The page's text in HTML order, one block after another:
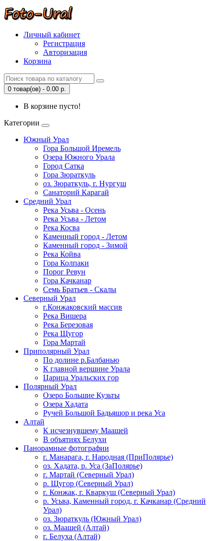
Личный кабинет
Регистрация
Авторизация
Корзина
0 товар(ов) - 0.00 р.
В корзине пусто!
Категории
Южный Урал
Гора Большой Иремель
Озера Южного Урала
Город Сатка
Гора Зюраткуль
оз. Зюраткуль, г. Нургуш
Санаторий Карагай
Средний Урал
Река Усьва - Осень
Река Усьва - Летом
Река Косва
Каменный город - Летом
Каменный город - Зимой
Река Койва
Гора Колпаки
Порог Ревун
Гора Качканар
Семь Братьев - Скалы
Северный Урал
г.Конжаковский массив
Река Вишера
Река Березовая
Река Щугор
Гора Мартай
Приполярный Урал
По долине р.Балбанью
К главной вершине Урала
Царица Уральских гор
Полярный Урал
Озеро Большие Кузьты
Озера Хадата
Ручей Большой Бадьяшор и река Уса
Алтай
К исчезнувшему Маашей
В объятиях Белухи
Панорамные фотографии
г. Манарага, г. Народная (ПриПолярье)
оз. Хадата, р. Уса (ЗаПолярье)
г. Мартай (Северный Урал)
р. Щугор (Северный Урал)
г. Конжак, г. Кваркуш (Северный Урал)
р. Усьва, Каменный город, г. Качканар (Средний
Урал)
оз. Зюраткуль (Южный Урал)
оз. Маашей (Алтай)
г. Белуха (Алтай)